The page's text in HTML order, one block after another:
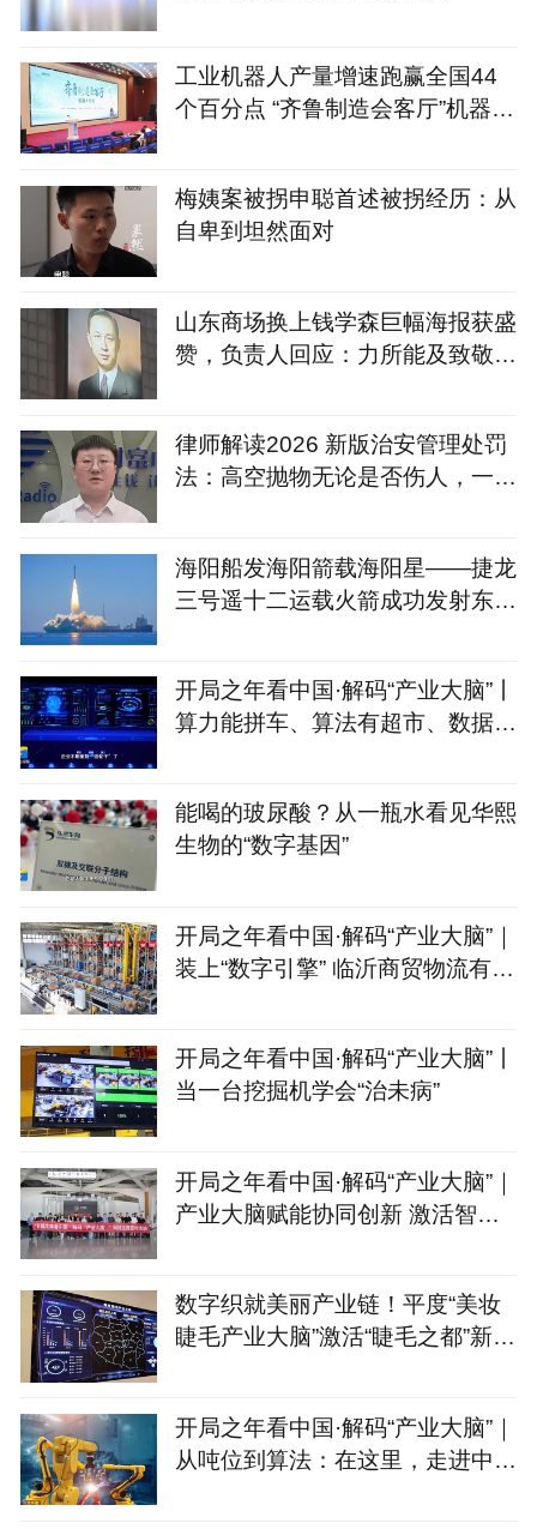
工业机器人产量增速跑赢全国44
个百分点 “齐鲁制造会客厅”机器人
梅姨案被拐申聪首述被拐经历：从
自卑到坦然面对
山东商场换上钱学森巨幅海报获盛
赞，负责人回应：力所能及致敬国
律师解读2026 新版治安管理处罚
法：高空抛物无论是否伤人，一律
海阳船发海阳箭载海阳星——捷龙
三号遥十二运载火箭成功发射东方
开局之年看中国·解码“产业大脑”丨
算力能拼车、算法有超市、数据不
能喝的玻尿酸？从一瓶水看见华熙
生物的“数字基因”
开局之年看中国·解码“产业大脑”｜
装上“数字引擎” 临沂商贸物流有
开局之年看中国·解码“产业大脑”丨
当一台挖掘机学会“治未病”
开局之年看中国·解码“产业大脑”｜
产业大脑赋能协同创新 激活智能
数字织就美丽产业链！平度“美妆
睫毛产业大脑”激活“睫毛之都”新动
开局之年看中国·解码“产业大脑”｜
从吨位到算法：在这里，走进中国